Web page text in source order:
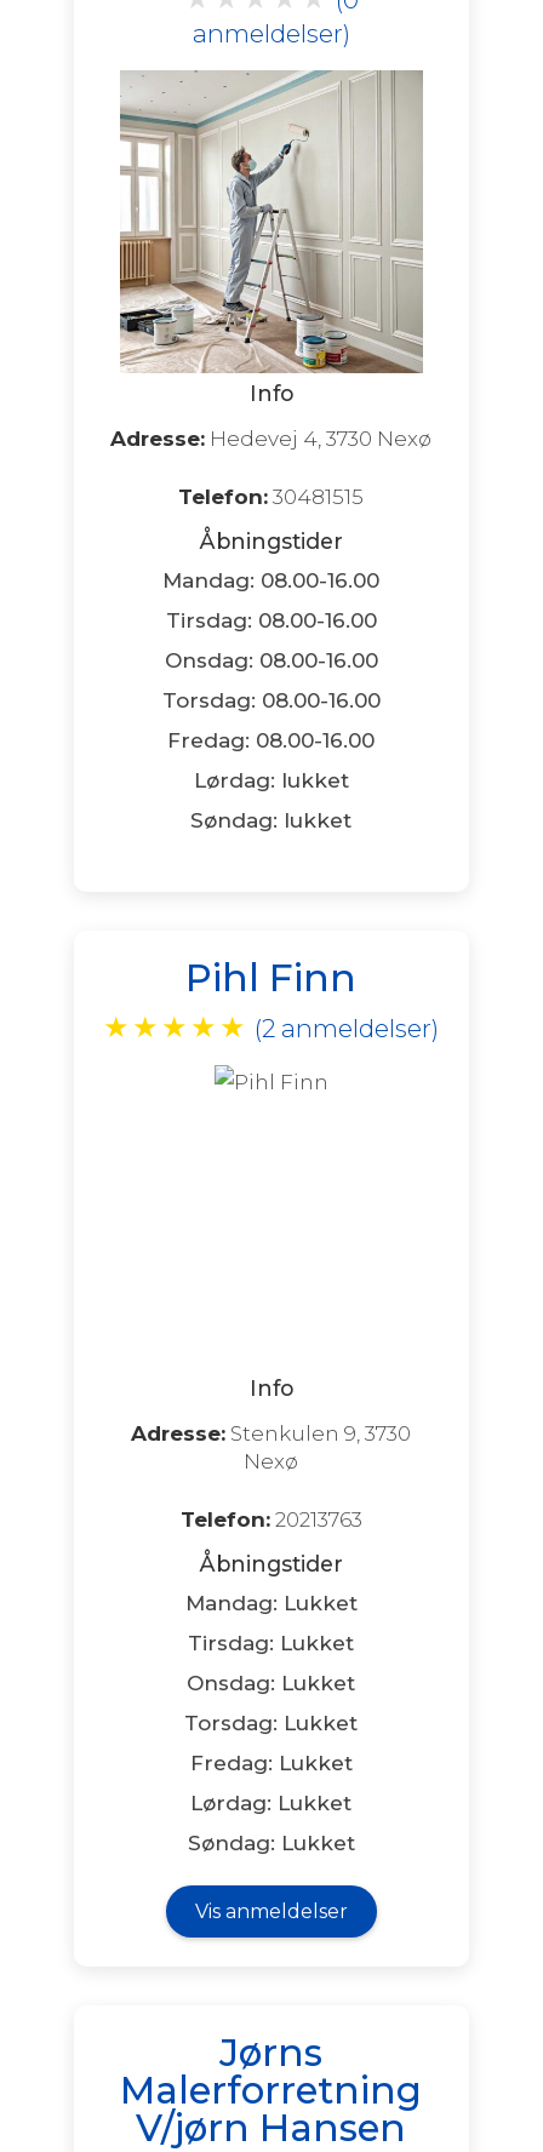
anmeldelser)
Info
Adresse: Hedevej 4, 3730 Nexø
Telefon: 30481515
Åbningstider
Mandag: 08.00-16.00
Tirsdag: 08.00-16.00
Onsdag: 08.00-16.00
Torsdag: 08.00-16.00
Fredag: 08.00-16.00
Lørdag: lukket
Søndag: lukket
Pihl Finn
★ ★ ★ ★ ★ (2 anmeldelser)
Info
Adresse: Stenkulen 9, 3730
Nexø
Telefon:20213763
Åbningstider
Mandag: Lukket
Tirsdag: Lukket
Onsdag: Lukket
Torsdag: Lukket
Fredag: Lukket
Lørdag: Lukket
Søndag: Lukket
Vis anmeldelser
Jørns
Malerforretning
V/jørn Hansen